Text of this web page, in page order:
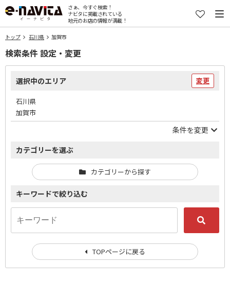
さぁ、今すぐ検索！
ナビタに掲載されている
地元のお店の情報が満載！
トップ 石川県 加賀市
検索条件 設定・変更
選択中のエリア 変更
石川県
加賀市
条件を変更
カテゴリーを選ぶ
カテゴリーから探す
キーワードで絞り込む
TOPページに戻る